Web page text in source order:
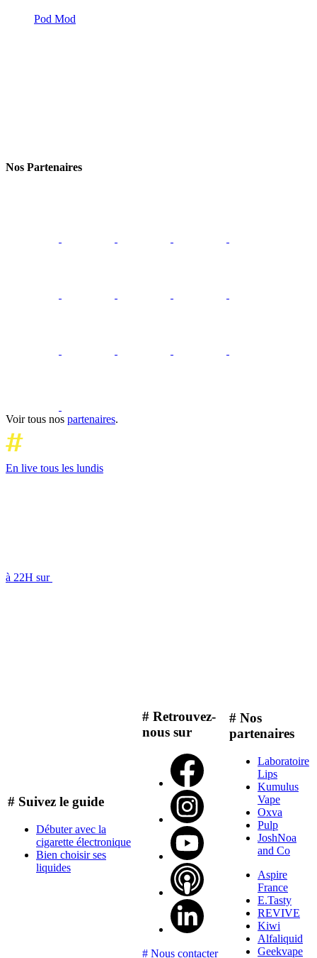
Pod Mod
Nos Partenaires
Voir tous nos partenaires.
En live tous les lundis
à 22H sur
# Suivez le guide
Débuter avec la
cigarette électronique
Bien choisir ses
liquides
# Retrouvez-
nous sur
# Nous contacter
# Nos
partenaires
Laboratoire
Lips
Kumulus
Vape
Oxva
Pulp
JoshNoa
and Co
Aspire
France
E.Tasty
REVIVE
Kiwi
Alfaliquid
Geekvape